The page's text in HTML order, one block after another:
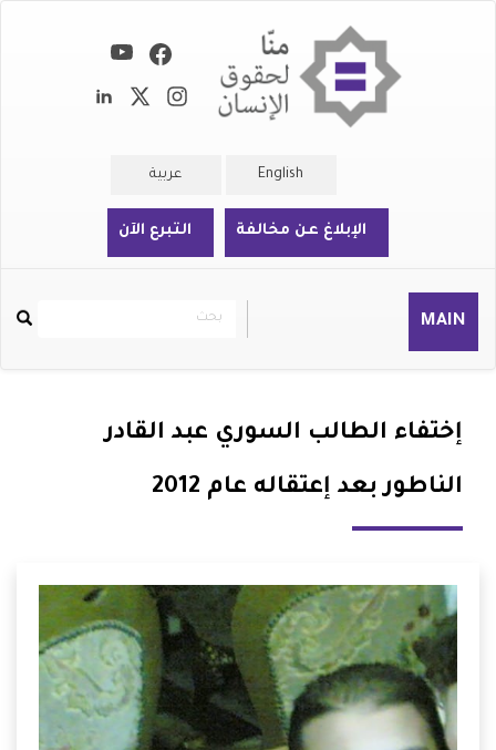
English عربية
الإبلاغ عن مخالفة التبرع الآن
MAIN
Rechercher
بحث
إختفاء الطالب السوري عبد القادر
الناطور بعد إعتقاله عام 2012